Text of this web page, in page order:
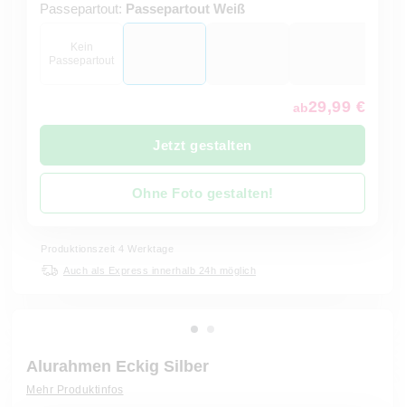
Passepartout: Passepartout Weiß
Kein
Passepartout
ab29,99 €
Jetzt gestalten
Ohne Foto gestalten!
Produktionszeit 4 Werktage
Auch als Express innerhalb 24h möglich
Alurahmen Eckig Silber
Mehr Produktinfos